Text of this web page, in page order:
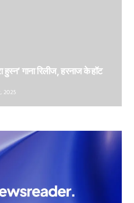
गाना रिलीज, हरनाज के हॉट
2025